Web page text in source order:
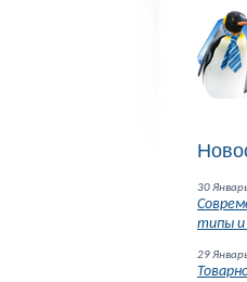
30
типы и
29